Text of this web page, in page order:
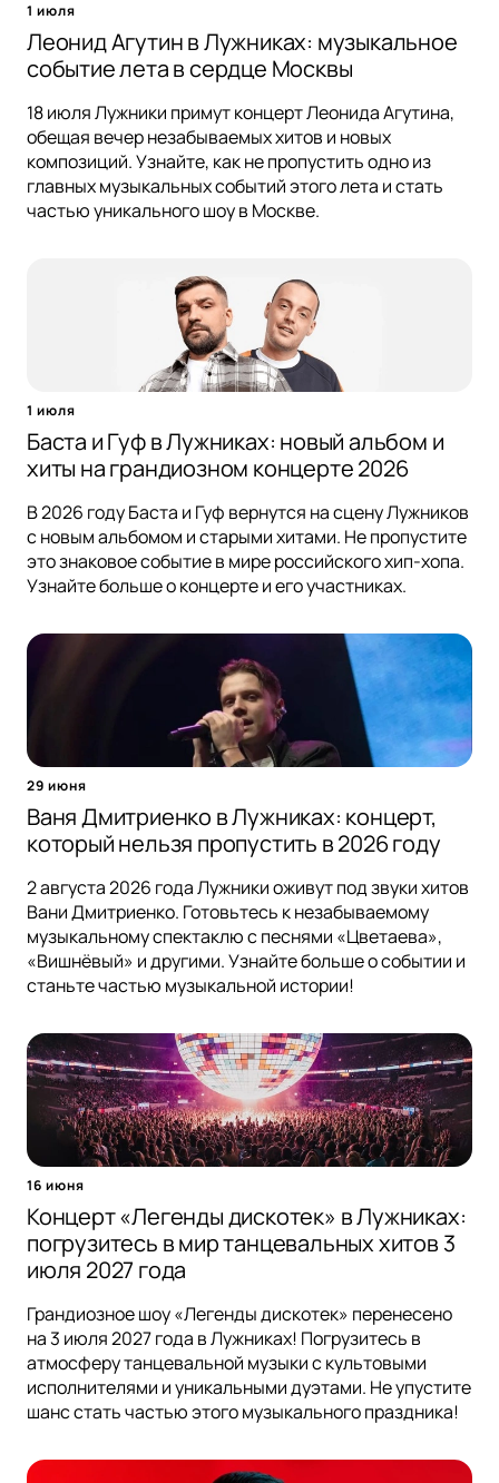
1 июля
Леонид Агутин в Лужниках: музыкальное
событие лета в сердце Москвы
18 июля Лужники примут концерт Леонида Агутина,
обещая вечер незабываемых хитов и новых
композиций. Узнайте, как не пропустить одно из
главных музыкальных событий этого лета и стать
частью уникального шоу в Москве.
1 июля
Баста и Гуф в Лужниках: новый альбом и
хиты на грандиозном концерте 2026
В 2026 году Баста и Гуф вернутся на сцену Лужников
с новым альбомом и старыми хитами. Не пропустите
это знаковое событие в мире российского хип-хопа.
Узнайте больше о концерте и его участниках.
29 июня
Ваня Дмитриенко в Лужниках: концерт,
который нельзя пропустить в 2026 году
2 августа 2026 года Лужники оживут под звуки хитов
Вани Дмитриенко. Готовьтесь к незабываемому
музыкальному спектаклю с песнями «Цветаева»,
«Вишнёвый» и другими. Узнайте больше о событии и
станьте частью музыкальной истории!
16 июня
Концерт «Легенды дискотек» в Лужниках:
погрузитесь в мир танцевальных хитов 3
июля 2027 года
Грандиозное шоу «Легенды дискотек» перенесено
на 3 июля 2027 года в Лужниках! Погрузитесь в
атмосферу танцевальной музыки с культовыми
исполнителями и уникальными дуэтами. Не упустите
шанс стать частью этого музыкального праздника!